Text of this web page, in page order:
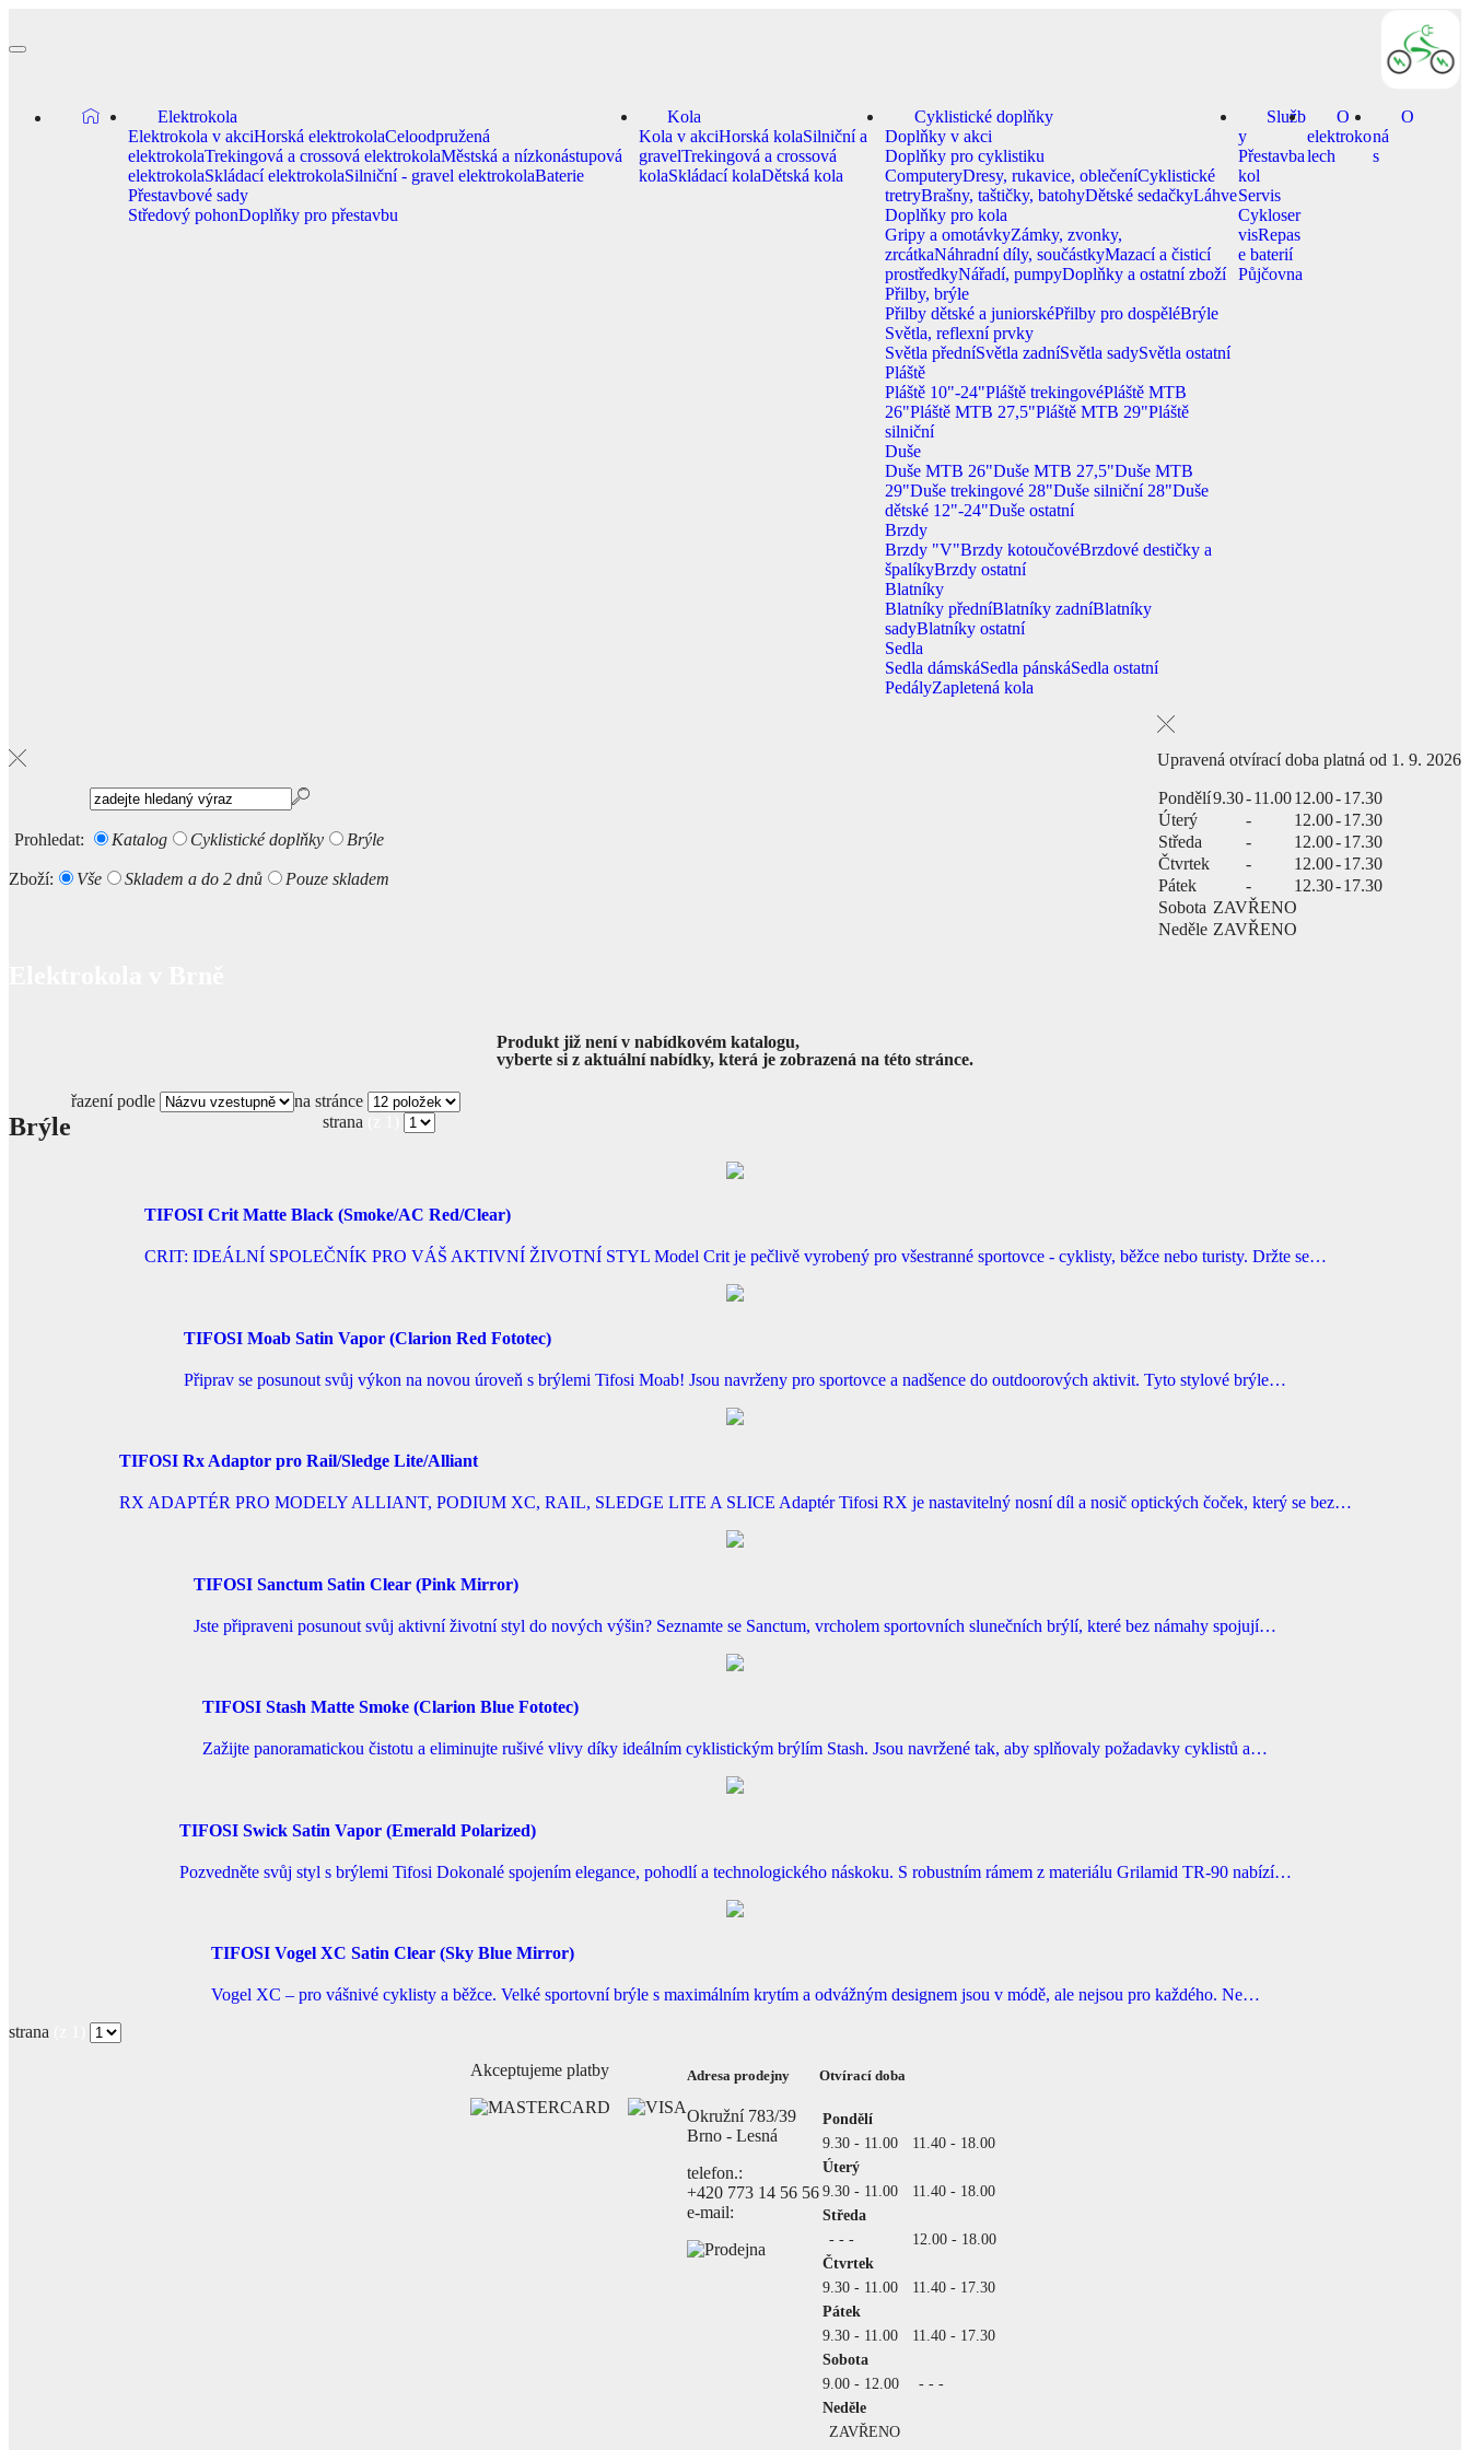
Elektrokola
Elektrokola v akciHorská elektrokolaCeloodpružená
elektrokolaTrekingová a crossová elektrokolaMěstská a nízkonástupová
elektrokolaSkládací elektrokolaSilniční - gravel elektrokolaBaterie
Přestavbové sady
Středový pohonDoplňky pro přestavbu
Kola
Kola v akciHorská kolaSilniční a
gravelTrekingová a crossová
kolaSkládací kolaDětská kola
Cyklistické doplňky
Doplňky v akci
Doplňky pro cyklistiku
ComputeryDresy, rukavice, oblečeníCyklistické
tretryBrašny, taštičky, batohyDětské sedačkyLáhve
Doplňky pro kola
Gripy a omotávkyZámky, zvonky,
zrcátkaNáhradní díly, součástkyMazací a čisticí
prostředkyNářadí, pumpyDoplňky a ostatní zboží
Přilby, brýle
Přilby dětské a juniorskéPřilby pro dospěléBrýle
Světla, reflexní prvky
Světla předníSvětla zadníSvětla sadySvětla ostatní
Pláště
Pláště 10"-24"Pláště trekingovéPláště MTB
26"Pláště MTB 27,5"Pláště MTB 29"Pláště
silniční
Duše
Duše MTB 26"Duše MTB 27,5"Duše MTB
29"Duše trekingové 28"Duše silniční 28"Duše
dětské 12"-24"Duše ostatní
Brzdy
Brzdy "V"Brzdy kotoučovéBrzdové destičky a
špalíkyBrzdy ostatní
Blatníky
Blatníky předníBlatníky zadníBlatníky
sadyBlatníky ostatní
Sedla
Sedla dámskáSedla pánskáSedla ostatní
PedályZapletená kola
Služb
y
Přestavba
kol
Servis
Cykloser
visRepas
e baterií
Půjčovna
O
elektroko
lech
O
ná
s
Prohledat: Katalog Cyklistické doplňky Brýle
Zboží: Vše Skladem a do 2 dnů Pouze skladem
Upravená otvírací doba platná od 1. 9. 2026
Pondělí9.30-11.0012.00-17.30
Úterý
- 12.00-17.30
Středa
- 12.00-17.30
Čtvrtek
- 12.00-17.30
Pátek
- 12.30-17.30
Sobota ZAVŘENO
Neděle ZAVŘENO
Produkt již není v nabídkovém katalogu,
vyberte si z aktuální nabídky, která je zobrazená na této stránce.
Brýle
řazení podle
na stránce
strana
TIFOSI Crit Matte Black (Smoke/AC Red/Clear)
CRIT: IDEÁLNÍ SPOLEČNÍK PRO VÁŠ AKTIVNÍ ŽIVOTNÍ STYL Model Crit je pečlivě vyrobený pro všestranné sportovce - cyklisty, běžce nebo turisty. Držte se…
TIFOSI Moab Satin Vapor (Clarion Red Fototec)
Připrav se posunout svůj výkon na novou úroveň s brýlemi Tifosi Moab! Jsou navrženy pro sportovce a nadšence do outdoorových aktivit. Tyto stylové brýle…
TIFOSI Rx Adaptor pro Rail/Sledge Lite/Alliant
RX ADAPTÉR PRO MODELY ALLIANT, PODIUM XC, RAIL, SLEDGE LITE A SLICE Adaptér Tifosi RX je nastavitelný nosní díl a nosič optických čoček, který se bez…
TIFOSI Sanctum Satin Clear (Pink Mirror)
Jste připraveni posunout svůj aktivní životní styl do nových výšin? Seznamte se Sanctum, vrcholem sportovních slunečních brýlí, které bez námahy spojují…
TIFOSI Stash Matte Smoke (Clarion Blue Fototec)
Zažijte panoramatickou čistotu a eliminujte rušivé vlivy díky ideálním cyklistickým brýlím Stash. Jsou navržené tak, aby splňovaly požadavky cyklistů a…
TIFOSI Swick Satin Vapor (Emerald Polarized)
Pozvedněte svůj styl s brýlemi Tifosi Dokonalé spojením elegance, pohodlí a technologického náskoku. S robustním rámem z materiálu Grilamid TR-90 nabízí…
TIFOSI Vogel XC Satin Clear (Sky Blue Mirror)
Vogel XC – pro vášnivé cyklisty a běžce. Velké sportovní brýle s maximálním krytím a odvážným designem jsou v módě, ale nejsou pro každého. Ne…
strana
Akceptujeme platby Adresa prodejny
Okružní 783/39
Brno - Lesná
telefon.:
+420 773 14 56 56
e-mail:
Otvírací doba
Pondělí
9.30 - 11.00
11.40 - 18.00
Úterý
9.30 - 11.00
11.40 - 18.00
Středa
- - -
12.00 - 18.00
Čtvrtek
9.30 - 11.00
11.40 - 17.30
Pátek
9.30 - 11.00
11.40 - 17.30
Sobota
9.00 - 12.00
- - -
Neděle
ZAVŘENO